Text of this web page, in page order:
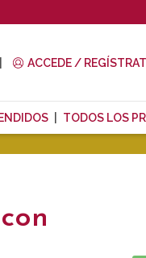
ACCEDE /
TODOS LOS